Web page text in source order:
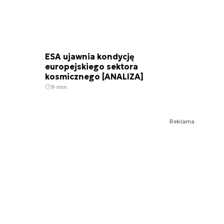
ESA ujawnia kondycję
europejskiego sektora
kosmicznego [ANALIZA]
9 min.
Reklama